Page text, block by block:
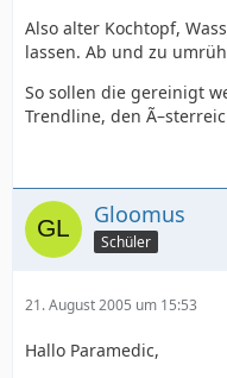
Also alter Kochtopf,
lassen. Ab und zu
So sollen die gereinigt
Trendline, den
Gloomus
Schüler
21. August 2005 um 15:53
Hallo Paramedic,